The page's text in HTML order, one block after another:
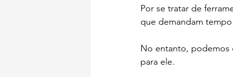
Por se tratar de
que demandam
No entanto, podemos
para ele.